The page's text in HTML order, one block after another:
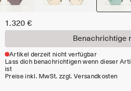
1.320 €
Benachrichtige
Artikel derzeit nicht verfügbar
Lass dich benachrichtigen wenn dieser
ist
Preise inkl. MwSt. zzgl. Versandkosten